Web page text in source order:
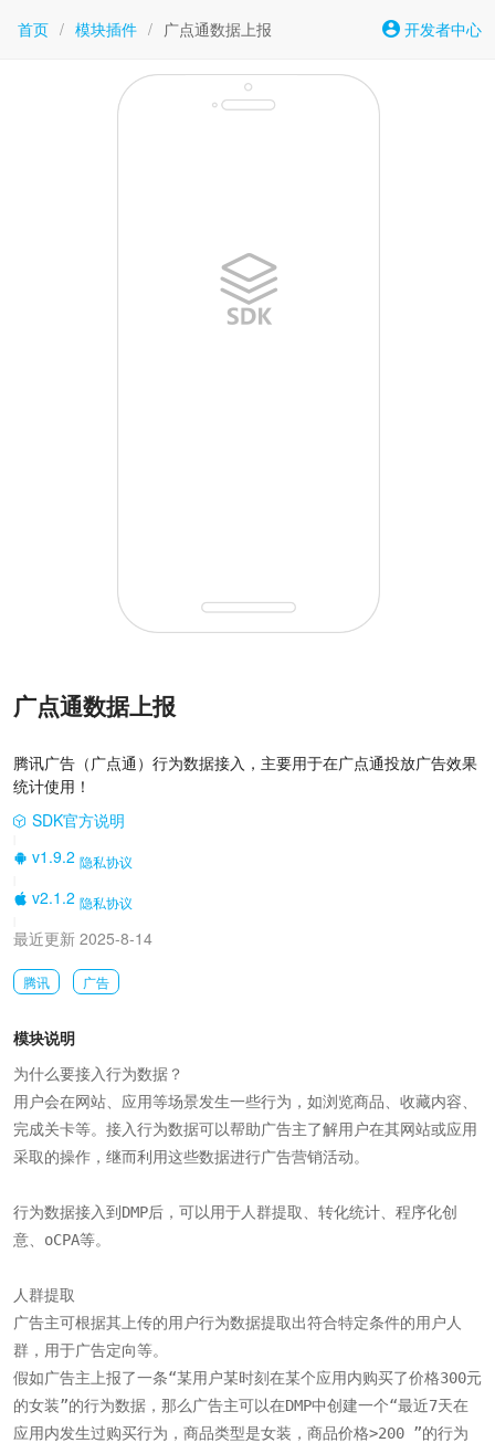
首页 / 模块插件 / 广点通数据上报 开发者中心
广点通数据上报
腾讯广告（广点通）行为数据接入，主要用于在广点通投放广告效果
统计使用！
SDK官方说明
v1.9.2 隐私协议
v2.1.2 隐私协议
最近更新 2025-8-14
腾讯 广告
模块说明
为什么要接入行为数据？
用户会在网站、应用等场景发生一些行为，如浏览商品、收藏内容、
完成关卡等。接入行为数据可以帮助广告主了解用户在其网站或应用
采取的操作，继而利用这些数据进行广告营销活动。
行为数据接入到DMP后，可以用于人群提取、转化统计、程序化创
意、oCPA等。
人群提取
广告主可根据其上传的用户行为数据提取出符合特定条件的用户人
群，用于广告定向等。
假如广告主上报了一条“某用户某时刻在某个应用内购买了价格300元
的女装”的行为数据，那么广告主可以在DMP中创建一个“最近7天在
应用内发生过购买行为，商品类型是女装，商品价格>200 ”的行为